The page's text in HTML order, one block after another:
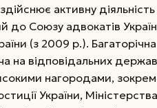
активну діяльність
до Союзу адвокатів
(з 2009 р.).
на відповідальних
нагородами,
України,